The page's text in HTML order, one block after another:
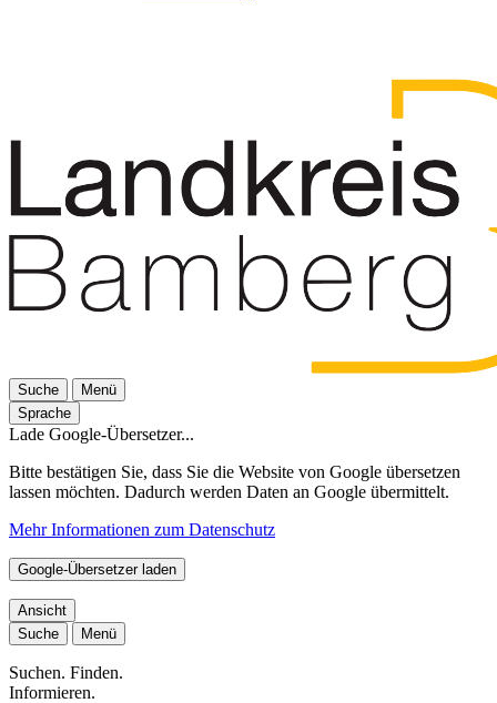
Suche
Menü
Sprache
Lade Google-Übersetzer...
Bitte bestätigen Sie, dass Sie die Website von Google übersetzen
lassen möchten. Dadurch werden Daten an Google übermittelt.
Mehr Informationen zum Datenschutz
Google-Übersetzer laden
Ansicht
Suche
Menü
Suchen. Finden.
Informieren.